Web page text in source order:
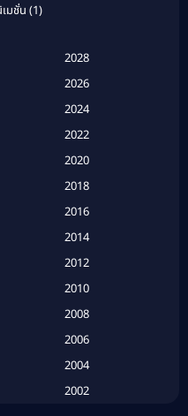
มชั่น(1)
งจากเรื่องจริง(2)
รื่องจริง (16)
รื่องจริง (20)
2028
2026
2024
2022
2020
2018
2016
2014
2012
2010
2008
2006
2004
2002